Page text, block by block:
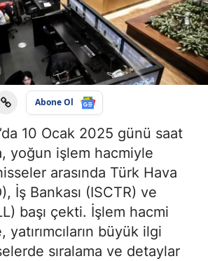
Abone Ol
10 Ocak 2025 günü saat
yoğun işlem hacmiyle
arasında Türk Hava
İş Bankası (ISCTR) ve
başı çekti. İşlem hacmi
büyük ilgi
sıralama ve detaylar